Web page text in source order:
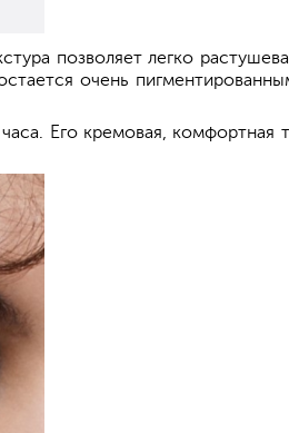
позволяет легко
очень
Его кремовая, комфортная